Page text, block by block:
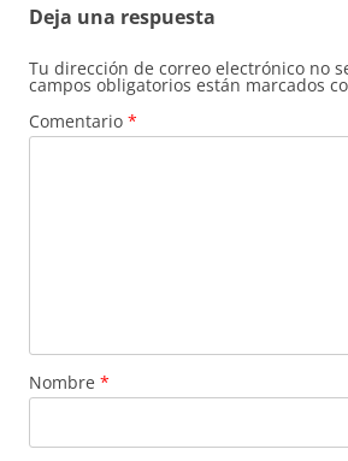
Deja una respuesta
Tu dirección de correo electrónico no
campos obligatorios están marcados
Comentario *
Nombre *